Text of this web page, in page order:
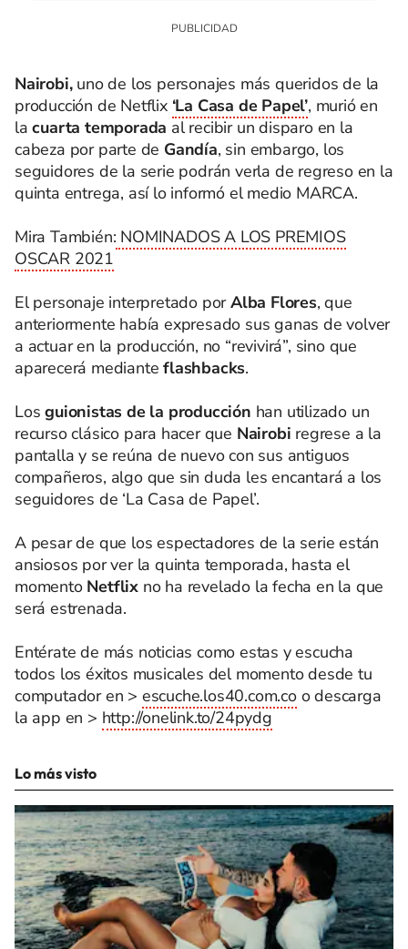
Nairobi,uno de los personajes más queridos de la
producción de Netflix ‘La Casa de Papel’, murió en
lacuarta temporada al recibir un disparo en la
cabeza por parte de Gandía, sin embargo, los
seguidores de la serie podrán verla de regreso en la
quinta entrega, así lo informó el medio MARCA.
Mira También: NOMINADOS A LOS PREMIOS
OSCAR 2021
El personaje interpretado porAlba Flores, que
anteriormente había expresado sus ganas de volver
a actuar en la producción, no “revivirá”, sino que
aparecerá medianteflashbacks.
Losguionistas de la producción han utilizado un
recurso clásico para hacer que Nairobi regrese a la
pantalla y se reúna de nuevo con sus antiguos
compañeros, algo que sin duda les encantará a los
seguidores de ‘La Casa de Papel’.
A pesar de que los espectadores de la serie están
ansiosos por ver la quinta temporada, hasta el
momentoNetflix no ha revelado la fecha en la que
será estrenada.
Entérate de más noticias como estas y escucha
todos los éxitos musicales del momento desde tu
computador en > escuche.los40.com.coo descarga
la app en > http://onelink.to/24pydg
Lo más visto